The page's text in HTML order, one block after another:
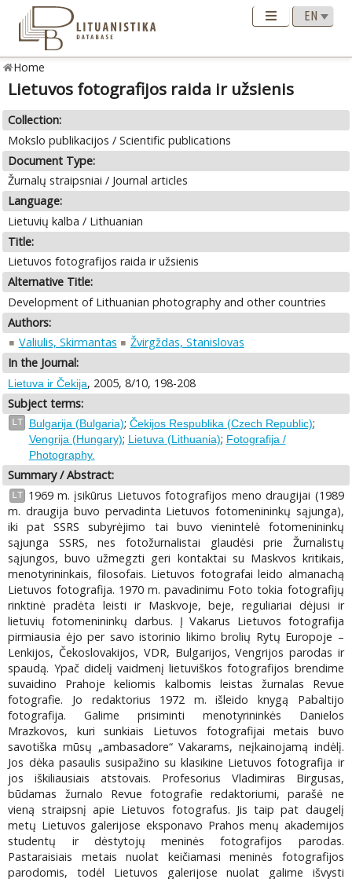
Home
Lietuvos fotografijos raida ir užsienis
Collection:
Mokslo publikacijos / Scientific publications
Document Type:
Žurnalų straipsniai / Journal articles
Language:
Lietuvių kalba / Lithuanian
Title:
Lietuvos fotografijos raida ir užsienis
Alternative Title:
Development of Lithuanian photography and other countries
Authors:
Valiulis, Skirmantas
Žvirgždas, Stanislovas
In the Journal:
Lietuva ir Čekija, 2005, 8/10, 198-208
Subject terms:
LT Bulgarija (Bulgaria); Čekijos Respublika (Czech Republic);
Vengrija (Hungary); Lietuva (Lithuania); Fotografija /
Photography.
Summary / Abstract:
LT
1969 m. įsikūrus Lietuvos fotografijos meno draugijai (1989
m. draugija buvo pervadinta Lietuvos fotomenininkų sąjunga),
iki pat SSRS subyrėjimo tai buvo vienintelė fotomenininkų
sąjunga SSRS, nes fotožurnalistai glaudėsi prie Žurnalistų
sąjungos, buvo užmegzti geri kontaktai su Maskvos kritikais,
menotyrininkais, filosofais. Lietuvos fotografai leido almanachą
Lietuvos fotografija. 1970 m. pavadinimu Foto tokia fotografijų
rinktinė pradėta leisti ir Maskvoje, beje, reguliariai dėjusi ir
lietuvių fotomenininkų darbus. Į Vakarus Lietuvos fotografija
pirmiausia ėjo per savo istorinio likimo brolių Rytų Europoje –
Lenkijos, Čekoslovakijos, VDR, Bulgarijos, Vengrijos parodas ir
spaudą. Ypač didelį vaidmenį lietuviškos fotografijos brendime
suvaidino Prahoje keliomis kalbomis leistas žurnalas Revue
fotografie. Jo redaktorius 1972 m. išleido knygą Pabaltijo
fotografija. Galime prisiminti menotyrininkės Danielos
Mrazkovos, kuri sunkiais Lietuvos fotografijai metais buvo
savotiška mūsų „ambasadore“ Vakarams, neįkainojamą indėlį.
Jos dėka pasaulis susipažino su klasikine Lietuvos fotografija ir
jos iškiliausiais atstovais. Profesorius Vladimiras Birgusas,
būdamas žurnalo Revue fotografie redaktoriumi, parašė ne
vieną straipsnį apie Lietuvos fotografus. Jis taip pat daugelį
metų Lietuvos galerijose eksponavo Prahos menų akademijos
studentų ir dėstytojų meninės fotografijos parodas.
Pastaraisiais metais nuolat keičiamasi meninės fotografijos
parodomis, todėl Lietuvos galerijose nuolat galime išvysti